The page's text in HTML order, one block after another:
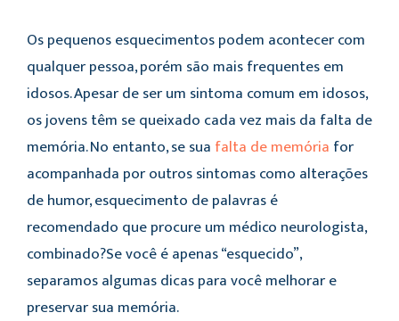
Os pequenos esquecimentos podem acontecer com
qualquer pessoa, porém são mais frequentes em
idosos. Apesar de ser um sintoma comum em idosos,
os jovens têm se queixado cada vez mais da falta de
memória. No entanto, se sua falta de memória for
acompanhada por outros sintomas como alterações
de humor, esquecimento de palavras é
recomendado que procure um médico neurologista,
combinado?Se você é apenas “esquecido”,
separamos algumas dicas para você melhorar e
preservar sua memória.